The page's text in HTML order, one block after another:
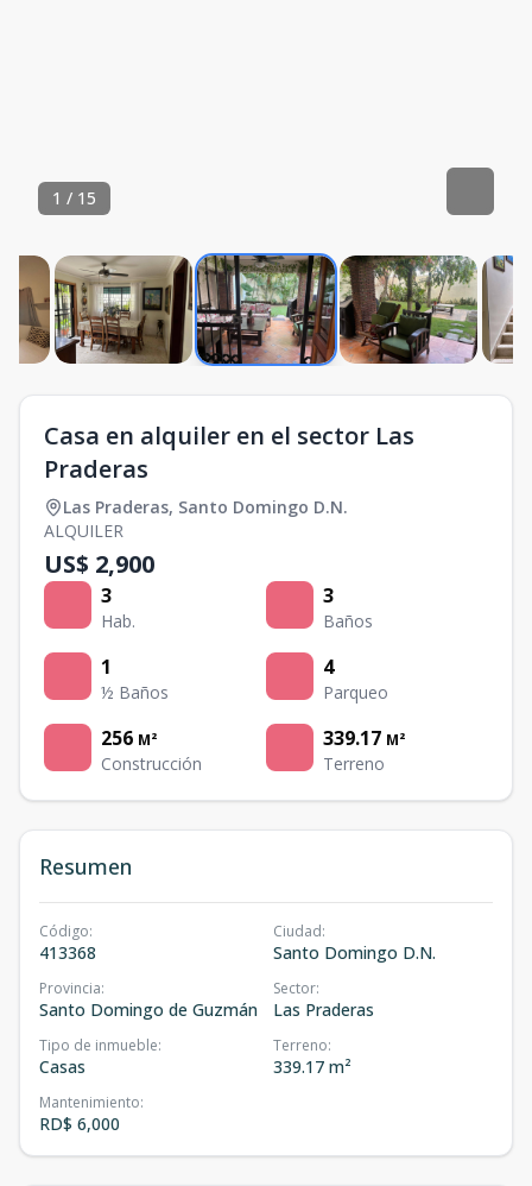
1 / 15
Casa en alquiler en el sector Las
Praderas
Las Praderas, Santo Domingo D.N.
ALQUILER
US$ 2,900
3
Hab.
3
Baños
1
½ Baños
4
Parqueo
256 M²
Construcción
339.17 M²
Terreno
Resumen
Código:
413368
Ciudad:
Santo Domingo D.N.
Provincia:
Santo Domingo de Guzmán
Sector:
Las Praderas
Tipo de inmueble:
Casas
Terreno:
339.17 m²
Mantenimiento:
RD$ 6,000